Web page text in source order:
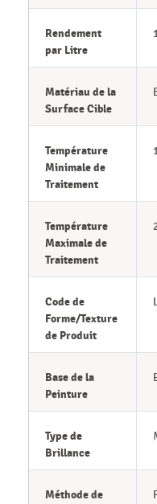
Rendement
par Litre
Matériau de la
Surface Cible
Température
Minimale de
Traitement
Température
Maximale de
Traitement
Code de
Forme/Texture
de Produit
Base de la
Peinture
Type de
Brillance
Méthode de